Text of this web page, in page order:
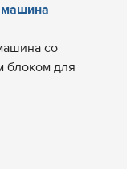
машина
со
блоком для